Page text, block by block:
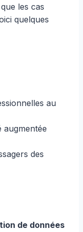
les cas
quelques
au
augmentée
des
de données